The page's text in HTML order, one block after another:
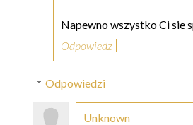
Napewno wszystko Ci sie
Odpowiedz
Odpowiedzi
Unknown